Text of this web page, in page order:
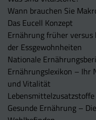
Wann brauchen Sie
Das Eucell Konzept
Ernährung früher
der Essgewohnheiten
Nationale
Ernährungslexikon – Ihr
und Vitalität
Lebensmittelzusatzstoffe
Gesunde Ernährung –